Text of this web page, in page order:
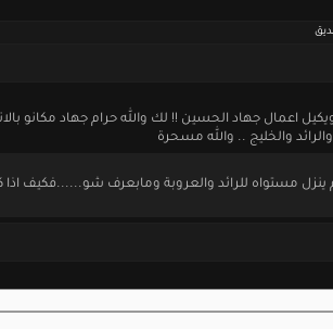
اعمال جهاد الحسين !! لك والله حرام جهاد مكانو
والخليج .. والله مسحرة
جهاد الحسين ب سن ال32 وحرام ينزل مستواه للرائد والعروبة ومابعرف شو......فكيف